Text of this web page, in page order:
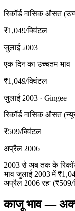
रिकॉर्ड मासिक औसत
₹1,049/क्विंटल
जुलाई 2003
एक दिन का उच्चतम भाव
₹1,049/क्विंटल
जुलाई 2003 · Gingee
रिकॉर्ड मासिक औसत
₹509/क्विंटल
अप्रैल 2006
2003 से अब तक के
भाव जुलाई 2003 में
अप्रैल 2006 रहा (₹509/
काजू भाव —